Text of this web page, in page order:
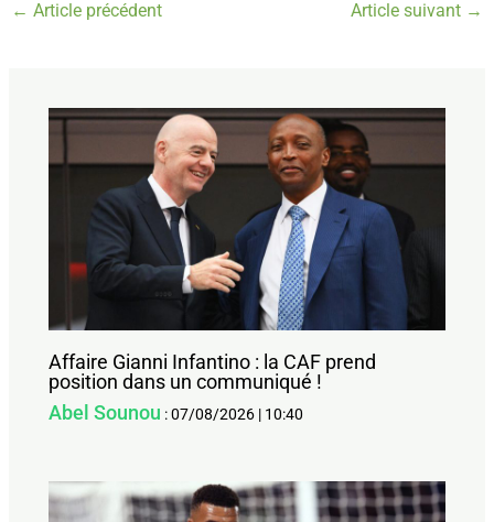
← Article précédent Article suivant →
Affaire Gianni Infantino : la CAF prend
position dans un communiqué !
Abel Sounou :07/08/2026 | 10:40